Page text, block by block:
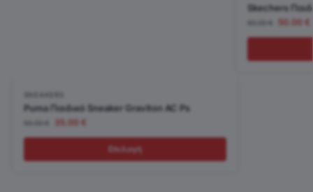
Puma Παιδικό Sneaker Graviton AC Ps
35.00 €
Επιλογή
Skechers
50.00 €